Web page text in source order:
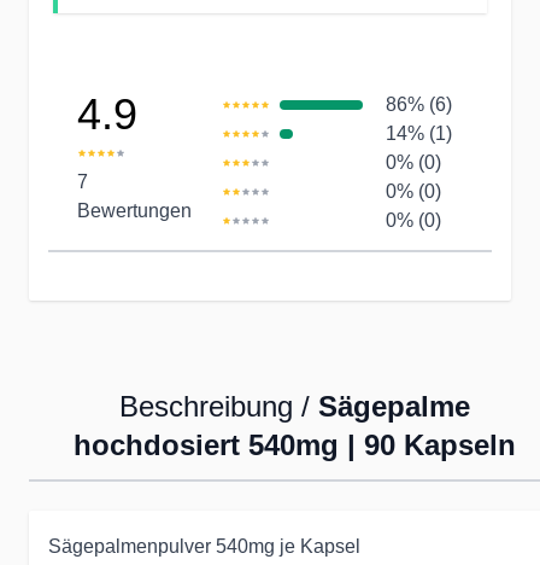
4.9
7
Bewertungen
86% (6)
14% (1)
0% (0)
0% (0)
0% (0)
Beschreibung / Sägepalme
hochdosiert 540mg | 90 Kapseln
Sägepalmenpulver 540mg je Kapsel